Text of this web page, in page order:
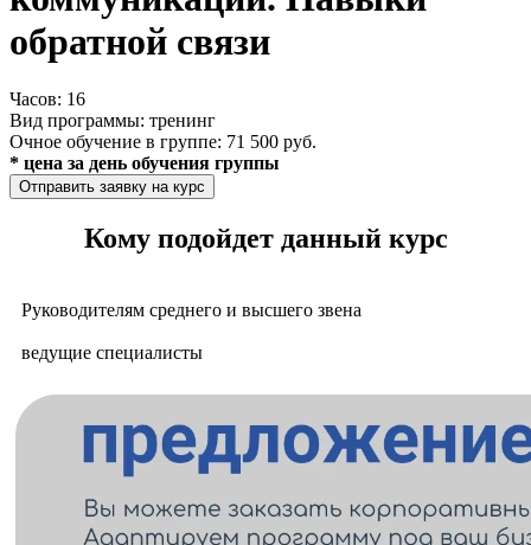
обратной связи
Часов: 16
Вид программы: тренинг
Очное обучение в группе: 71 500 руб.
* цена за день обучения группы
Отправить заявку на курс
Кому подойдет данный курс​​
Руководителям среднего и высшего звена
ведущие специалисты